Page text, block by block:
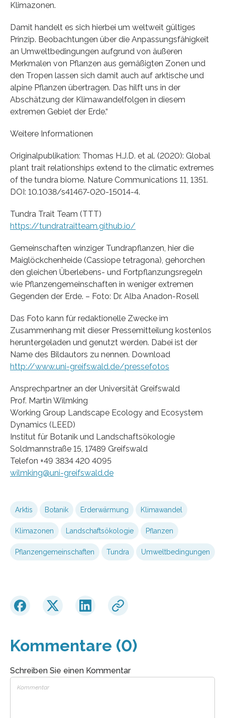
Klimazonen.
Damit handelt es sich hierbei um weltweit gültiges
Prinzip. Beobachtungen über die Anpassungsfähigkeit
an Umweltbedingungen aufgrund von äußeren
Merkmalen von Pflanzen aus gemäßigten Zonen und
den Tropen lassen sich damit auch auf arktische und
alpine Pflanzen übertragen. Das hilft uns in der
Abschätzung der Klimawandelfolgen in diesem
extremen Gebiet der Erde.“
Weitere Informationen
Originalpublikation: Thomas H.J.D. et al. (2020): Global
plant trait relationships extend to the climatic extremes
of the tundra biome. Nature Communications 11, 1351.
DOI: 10.1038/s41467-020-15014-4.
Tundra Trait Team (TTT)
https://tundratraitteam.github.io/
Gemeinschaften winziger Tundrapflanzen, hier die
Maiglöckchenheide (Cassiope tetragona), gehorchen
den gleichen Überlebens- und Fortpflanzungsregeln
wie Pflanzengemeinschaften in weniger extremen
Gegenden der Erde. – Foto: Dr. Alba Anadon-Rosell
Das Foto kann für redaktionelle Zwecke im
Zusammenhang mit dieser Pressemitteilung kostenlos
heruntergeladen und genutzt werden. Dabei ist der
Name des Bildautors zu nennen. Download
http://www.uni-greifswald.de/pressefotos
Ansprechpartner an der Universität Greifswald
Prof. Martin Wilmking
Working Group Landscape Ecology and Ecosystem
Dynamics (LEED)
Institut für Botanik und Landschaftsökologie
Soldmannstraße 15, 17489 Greifswald
Telefon +49 3834 420 4095
wilmking@uni-greifswald.de
Arktis Botanik Erderwärmung Klimawandel
Klimazonen Landschaftsökologie Pflanzen
Pflanzengemeinschaften Tundra Umweltbedingungen
Kommentare (0)
Schreiben Sie einen Kommentar